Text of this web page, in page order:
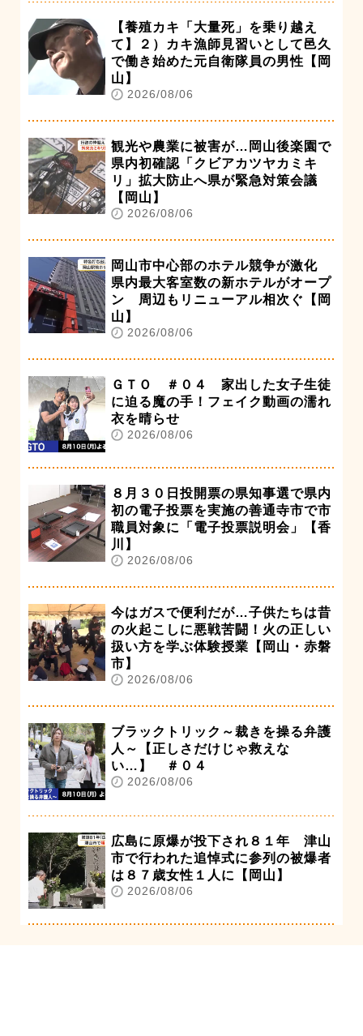
【養殖カキ「大量死」を乗り越え
て】２）カキ漁師見習いとして邑久
で働き始めた元自衛隊員の男性【岡
山】
2026/08/06
観光や農業に被害が…岡山後楽園で
県内初確認「クビアカツヤカミキ
リ」拡大防止へ県が緊急対策会議
【岡山】
2026/08/06
岡山市中心部のホテル競争が激化
県内最大客室数の新ホテルがオープ
ン 周辺もリニューアル相次ぐ【岡
山】
2026/08/06
ＧＴＯ ＃０４ 家出した女子生徒
に迫る魔の手！フェイク動画の濡れ
衣を晴らせ
2026/08/06
８月３０日投開票の県知事選で県内
初の電子投票を実施の善通寺市で市
職員対象に「電子投票説明会」【香
川】
2026/08/06
今はガスで便利だが…子供たちは昔
の火起こしに悪戦苦闘！火の正しい
扱い方を学ぶ体験授業【岡山・赤磐
市】
2026/08/06
ブラックトリック～裁きを操る弁護
人～【正しさだけじゃ救えな
い…】 ＃０４
2026/08/06
広島に原爆が投下され８１年 津山
市で行われた追悼式に参列の被爆者
は８７歳女性１人に【岡山】
2026/08/06